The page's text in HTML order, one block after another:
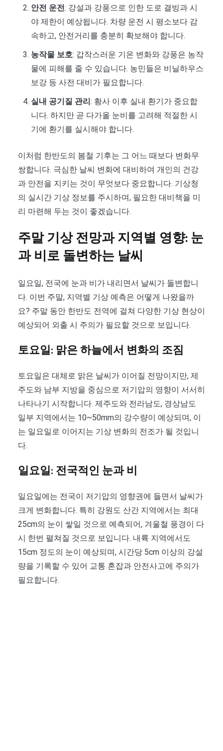
안전 운전: 강설과 강풍으로 인한 도로 결빙과 시
야 제한이 예상됩니다. 차량 운전 시 평소보다 감
속하고, 안전거리를 충분히 확보해야 합니다.
농작물 보호: 갑작스러운 기온 변화와 강풍은 농작
물에 피해를 줄 수 있습니다. 농민들은 비닐하우스
보강 등 사전 대비가 필요합니다.
실내 공기질 관리: 황사 이후 실내 환기가 중요합
니다. 하지만 곧 다가올 눈비를 고려해 적절한 시
기에 환기를 실시해야 합니다.
이처럼 한반도의 봄철 기후는 그 어느 때보다 변화무
쌍합니다. 극심한 날씨 변화에 대비하여 개인의 건강
과 안전을 지키는 것이 무엇보다 중요합니다. 기상청
의 실시간 기상 정보를 주시하며, 필요한 대비책을 미
리 마련해 두는 것이 좋겠습니다.
주말 기상 전망과 지역별 영향: 눈
과 비로 돌변하는 날씨
일요일, 전국에 눈과 비가 내리면서 날씨가 돌변합니
다. 이번 주말, 지역별 기상 예측은 어떻게 나왔을까
요? 주말 동안 한반도 전역에 걸쳐 다양한 기상 현상이
예상되어 외출 시 주의가 필요할 것으로 보입니다.
토요일: 맑은 하늘에서 변화의 조짐
토요일은 대체로 맑은 날씨가 이어질 전망이지만, 제
주도와 남부 지방을 중심으로 저기압의 영향이 서서히
나타나기 시작합니다. 제주도와 전라남도, 경상남도
일부 지역에서는 10~50mm의 강수량이 예상되며, 이
는 일요일로 이어지는 기상 변화의 전조가 될 것입니
다.
일요일: 전국적인 눈과 비
일요일에는 전국이 저기압의 영향권에 들면서 날씨가
크게 변화합니다. 특히 강원도 산간 지역에서는 최대
25cm의 눈이 쌓일 것으로 예측되어, 겨울철 풍경이 다
시 한번 펼쳐질 것으로 보입니다. 내륙 지역에서도
15cm 정도의 눈이 예상되며, 시간당 5cm 이상의 강설
량을 기록할 수 있어 교통 혼잡과 안전사고에 주의가
필요합니다.